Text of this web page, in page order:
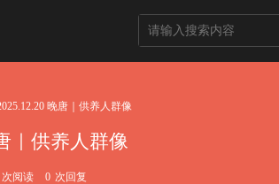
晚唐｜供养人群像
｜供养人群像
次阅读 0 次回复